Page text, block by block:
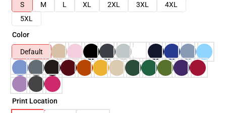
S
M L XL 2XL 3XL
4XL
5XL
Color
Default
Print Location